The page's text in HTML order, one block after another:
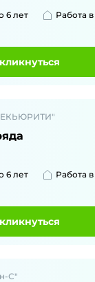
6 лет
Работа
6 лет
Работа
С"